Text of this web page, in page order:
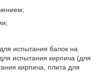
испытания балок на
испытания кирпича (для
кирпича, плита для